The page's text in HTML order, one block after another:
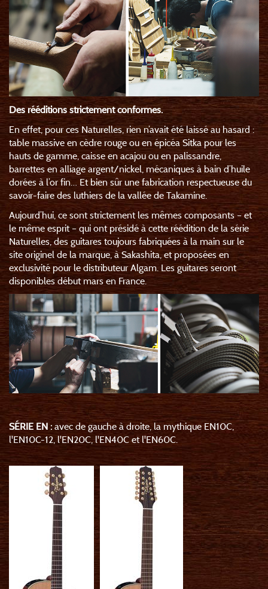
Des rééditions strictement conformes.
En effet, pour ces Naturelles, rien n’avait été laissé au hasard :
table massive en cèdre rouge ou en épicéa Sitka pour les
hauts de gamme, caisse en acajou ou en palissandre,
barrettes en alliage argent/nickel, mécaniques à bain d’huile
dorées à l’or fin… Et bien sûr une fabrication respectueuse du
savoir-faire des luthiers de la vallée de Takamine.
Aujourd’hui, ce sont strictement les mêmes composants – et
le même esprit – qui ont présidé à cette réédition de la série
Naturelles, des guitares toujours fabriquées à la main sur le
site originel de la marque, à Sakashita, et proposées en
exclusivité pour le distributeur Algam. Les guitares seront
disponibles début mars en France.
SÉRIE EN : avec de gauche à droite, la mythique EN10C,
l'EN10C-12, l'EN20C, l'EN40C et l'EN60C.